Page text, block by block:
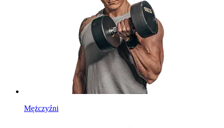
Mężczyźni